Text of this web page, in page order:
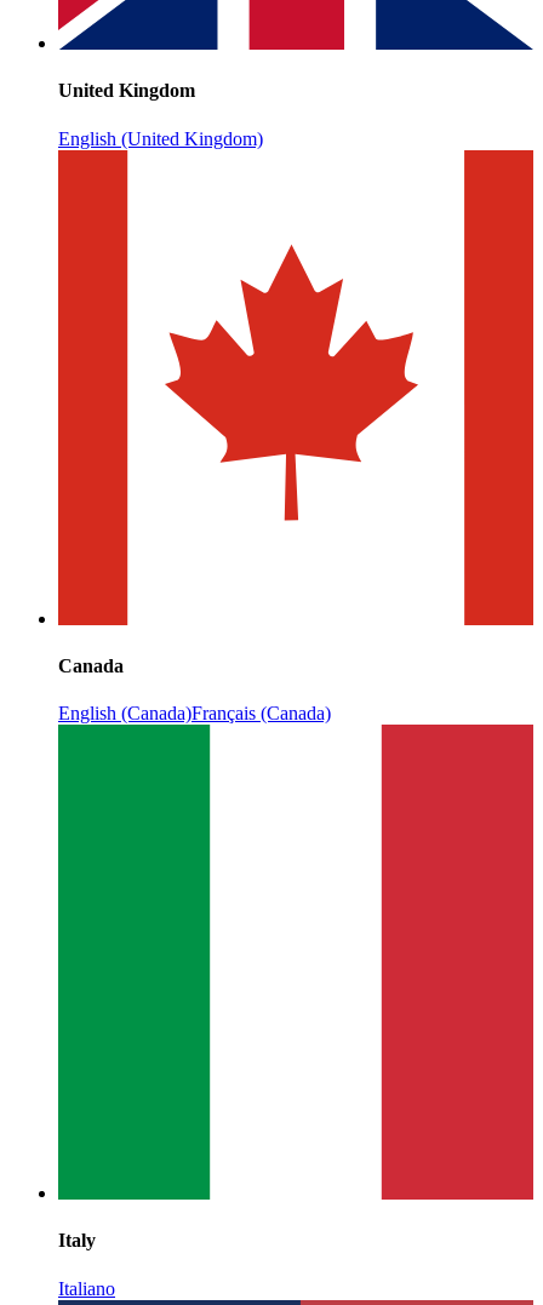
United Kingdom
English (United Kingdom)
Canada
English (Canada)Français (Canada)
Italy
Italiano